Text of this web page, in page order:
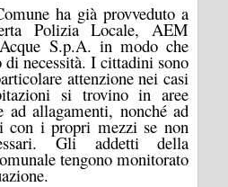
ha già provveduto a
Polizia Locale, AEM
S.p.A. in modo che
di necessità. I cittadini sono
attenzione nei casi
si trovino in aree
ad allagamenti, nonché ad
con i propri mezzi se non
Gli addetti della
tengono monitorato